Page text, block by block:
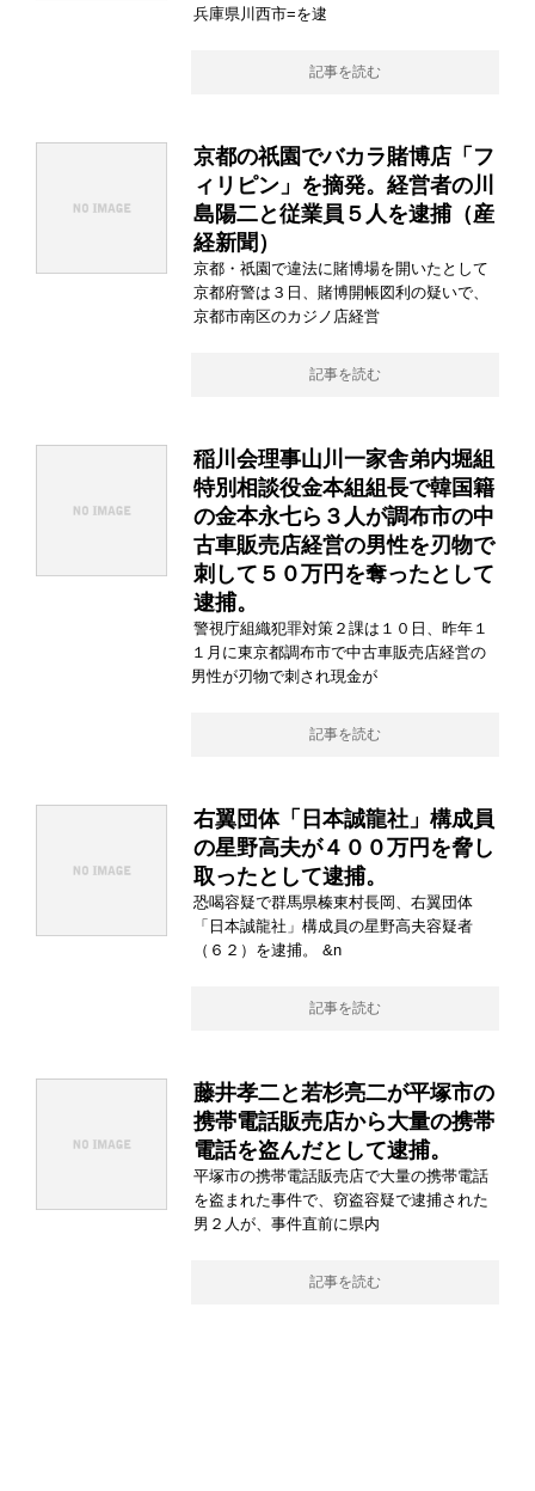
兵庫県川西市=を逮
記事を読む
京都の祇園でバカラ賭博店「フ
ィリピン」を摘発。経営者の川
島陽二と従業員５人を逮捕（産
経新聞）
京都・祇園で違法に賭博場を開いたとして
京都府警は３日、賭博開帳図利の疑いで、
京都市南区のカジノ店経営
記事を読む
稲川会理事山川一家舎弟内堀組
特別相談役金本組組長で韓国籍
の金本永七ら３人が調布市の中
古車販売店経営の男性を刃物で
刺して５０万円を奪ったとして
逮捕。
警視庁組織犯罪対策２課は１０日、昨年１
１月に東京都調布市で中古車販売店経営の
男性が刃物で刺され現金が
記事を読む
右翼団体「日本誠龍社」構成員
の星野高夫が４００万円を脅し
取ったとして逮捕。
恐喝容疑で群馬県榛東村長岡、右翼団体
「日本誠龍社」構成員の星野高夫容疑者
（６２）を逮捕。 &n
記事を読む
藤井孝二と若杉亮二が平塚市の
携帯電話販売店から大量の携帯
電話を盗んだとして逮捕。
平塚市の携帯電話販売店で大量の携帯電話
を盗まれた事件で、窃盗容疑で逮捕された
男２人が、事件直前に県内
記事を読む